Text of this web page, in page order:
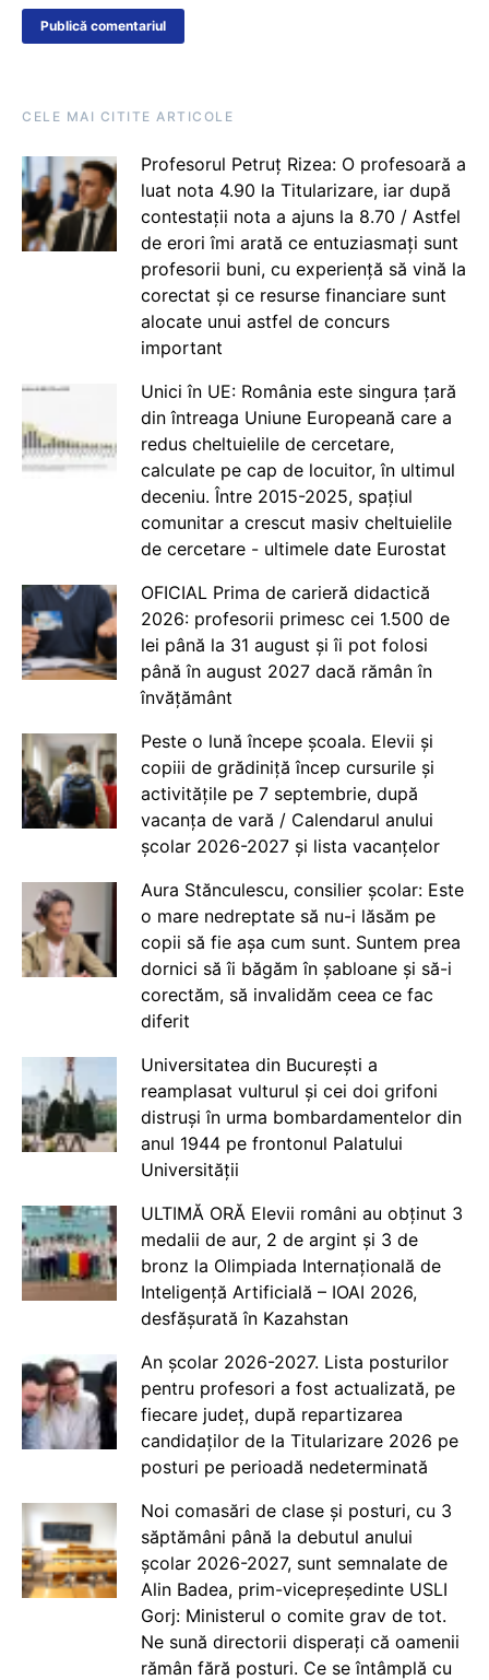
CELE MAI CITITE ARTICOLE
Profesorul Petruț Rizea: O profesoară a
luat nota 4.90 la Titularizare, iar după
contestații nota a ajuns la 8.70 / Astfel
de erori îmi arată ce entuziasmați sunt
profesorii buni, cu experiență să vină la
corectat și ce resurse financiare sunt
alocate unui astfel de concurs
important
Unici în UE: România este singura țară
din întreaga Uniune Europeană care a
redus cheltuielile de cercetare,
calculate pe cap de locuitor, în ultimul
deceniu. Între 2015-2025, spațiul
comunitar a crescut masiv cheltuielile
de cercetare - ultimele date Eurostat
OFICIAL Prima de carieră didactică
2026: profesorii primesc cei 1.500 de
lei până la 31 august și îi pot folosi
până în august 2027 dacă rămân în
învățământ
Peste o lună începe școala. Elevii și
copiii de grădiniță încep cursurile și
activitățile pe 7 septembrie, după
vacanța de vară / Calendarul anului
școlar 2026-2027 și lista vacanțelor
Aura Stănculescu, consilier școlar: Este
o mare nedreptate să nu-i lăsăm pe
copii să fie așa cum sunt. Suntem prea
dornici să îi băgăm în șabloane și să-i
corectăm, să invalidăm ceea ce fac
diferit
Universitatea din București a
reamplasat vulturul și cei doi grifoni
distruși în urma bombardamentelor din
anul 1944 pe frontonul Palatului
Universității
ULTIMĂ ORĂ Elevii români au obținut 3
medalii de aur, 2 de argint și 3 de
bronz la Olimpiada Internațională de
Inteligență Artificială – IOAI 2026,
desfășurată în Kazahstan
An școlar 2026-2027. Lista posturilor
pentru profesori a fost actualizată, pe
fiecare județ, după repartizarea
candidaților de la Titularizare 2026 pe
posturi pe perioadă nedeterminată
Noi comasări de clase și posturi, cu 3
săptămâni până la debutul anului
școlar 2026-2027, sunt semnalate de
Alin Badea, prim-vicepreședinte USLI
Gorj: Ministerul o comite grav de tot.
Ne sună directorii disperați că oamenii
rămân fără posturi. Ce se întâmplă cu